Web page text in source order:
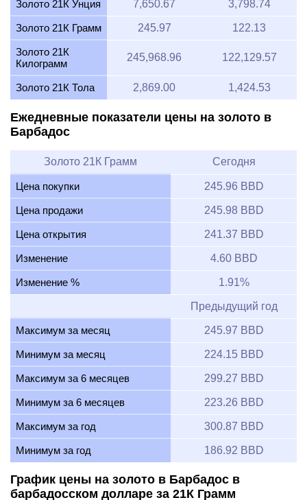
Золото 21К Унция
7,650.67 3,798.74
Золото 21К Грамм 245.97 122.13
Золото 21К
Килограмм
245,968.96 122,129.57
Золото 21К Тола 2,869.00 1,424.53
Ежедневные показатели цены на золото в
Барбадос
Золото 21К Грамм Сегодня
Цена покупки 245.96 BBD
Цена продажи 245.98 BBD
Цена открытия 241.37 BBD
Изменение 4.60 BBD
Изменение % 1.91%
Предыдущий год
Максимум за месяц 245.97 BBD
Минимум за месяц 224.15 BBD
Максимум за 6 месяцев 299.27 BBD
Минимум за 6 месяцев 223.26 BBD
Максимум за год 300.87 BBD
Минимум за год 186.92 BBD
График цены на золото в Барбадос в
барбадосском долларе за 21К Грамм